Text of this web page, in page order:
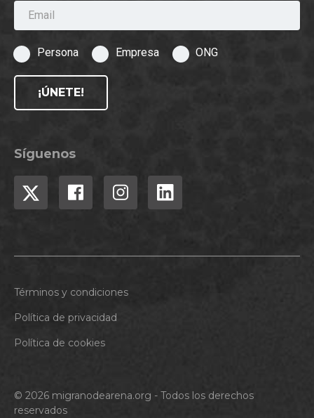
Email
Persona Empresa ONG
¡ÚNETE!
Síguenos
© 2026 migranodearena.org - Todos los derechos
reservados
Términos y condiciones
Política de privacidad
Política de cookies